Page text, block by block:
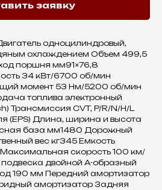
заявку
одноцилиндровый,
охлаждением Объем 499,5
поршня мм91×76,8
34 кВт/6700 об/мин
момент 53 Нм/5200 об/мин
топлива электронный
Трансмиссия CVT, P/R/N/H/L
(EPS) Длина, ширина и высота
база мм1480 Дорожный
вес кг345 Емкость
Максимальная скорость 100 км/
двойной А-образный
190 мм Передний амортизатор
амортизатор Задняя